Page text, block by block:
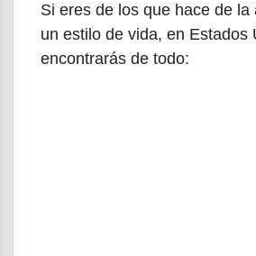
Si eres de los que hace de
un estilo de vida, en Estados
encontrarás de todo: